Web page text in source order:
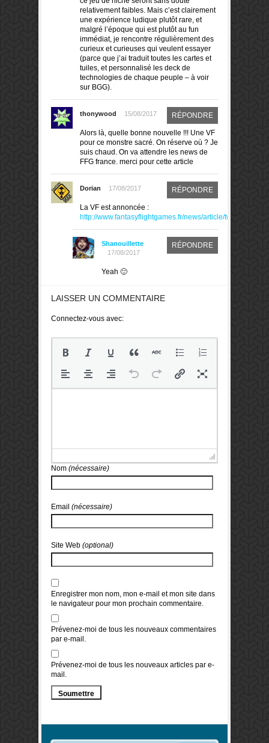
relativement faibles. Mais c’est clairement
une expérience ludique plutôt rare, et
malgré l’époque qui est plutôt au fun
immédiat, je rencontre régulièrement des
curieux et curieuses qui veulent essayer
(parce que j’ai traduit toutes les cartes et
tuiles, et personnalisé les deck de
technologies de chaque peuple – à voir
sur BGG).
thonywood 15/08/2017 RÉPONDRE
Alors là, quelle bonne nouvelle !!! Une VF
pour ce monstre sacré. On réserve où ? Je
suis chaud. On va attendre les news de
FFG france. merci pour cette article
Dorian 17/08/2017 RÉPONDRE
La VF est annoncée :
http://www.fantasyflightgames.fr/news/article/
Shanouillette
17/08/2017
RÉPONDRE
Yeah 🙂
LAISSER UN COMMENTAIRE
Connectez-vous avec:
Nom (nécessaire)
Email (nécessaire)
Site Web (optional)
Enregistrer mon nom, mon e-mail et mon site dans
le navigateur pour mon prochain commentaire.
Prévenez-moi de tous les nouveaux commentaires
par e-mail.
Prévenez-moi de tous les nouveaux articles par e-
mail.